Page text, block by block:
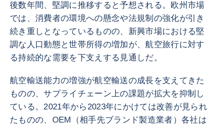
後数年間、堅調に推移すると予想される。欧州市場
では、消費者の環境への懸念や法規制の強化が引き
続き重しとなっているものの、新興市場における堅
調な人口動態と世帯所得の増加が、航空旅行に対す
る持続的な需要を下支えする見通しだ。
航空輸送能力の増強が航空輸送の成長を支えてきた
ものの、サプライチェーン上の課題が拡大を抑制し
ている。2021年から2023年にかけては改善が見られ
たものの、OEM（相手先ブランド製造業者）各社は